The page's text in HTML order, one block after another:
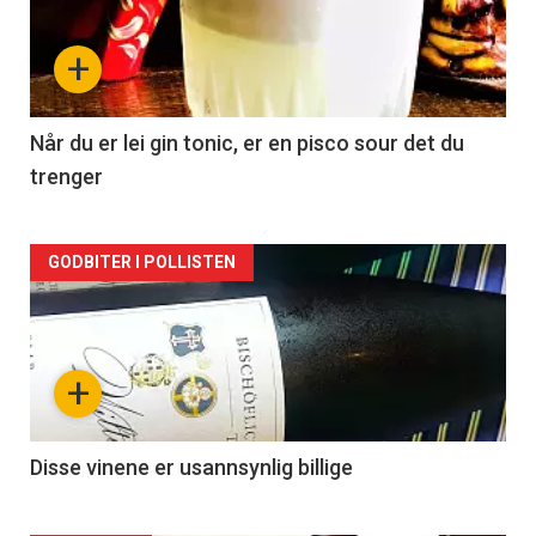
nå
-
2
+
Når du er lei gin tonic, er en pisco sour det du
trenger
Forsiden
akkurat
nå
3
+
GODBITER I POLLISTEN
Disse vinene er usannsynlig billige